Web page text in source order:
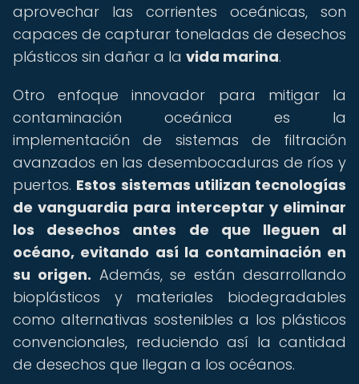
aprovechar las corrientes oceánicas, son
capaces de capturar toneladas de desechos
plásticos sin dañar a la vida marina.
Otro enfoque innovador para mitigar la
contaminación oceánica es la
implementación de sistemas de filtración
avanzados en las desembocaduras de ríos y
puertos. Estos sistemas utilizan tecnologías
de vanguardia para interceptar y eliminar
los desechos antes de que lleguen al
océano, evitando así la contaminación en
su origen. Además, se están desarrollando
bioplásticos y materiales biodegradables
como alternativas sostenibles a los plásticos
convencionales, reduciendo así la cantidad
de desechos que llegan a los océanos.